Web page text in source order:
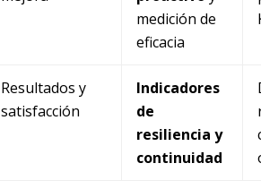
medición de
eficacia
Resultados y
satisfacción
Indicadores
de
resiliencia y
continuidad